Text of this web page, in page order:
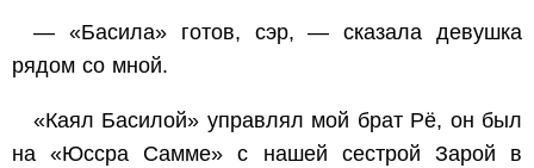
— «Басила» готов, сэр, — сказала девушка
рядом со мной.
«Каял Басилой» управлял мой брат Рё, он был
на «Юссра Самме» с нашей сестрой Зарой в